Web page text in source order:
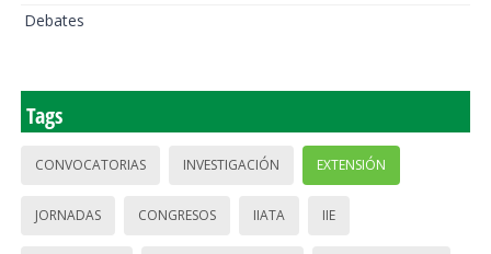
Debates
Tags
CONVOCATORIAS INVESTIGACIÓN EXTENSIÓN
JORNADAS CONGRESOS IIATA IIE